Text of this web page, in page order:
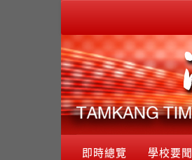
即時總覽 學校要聞